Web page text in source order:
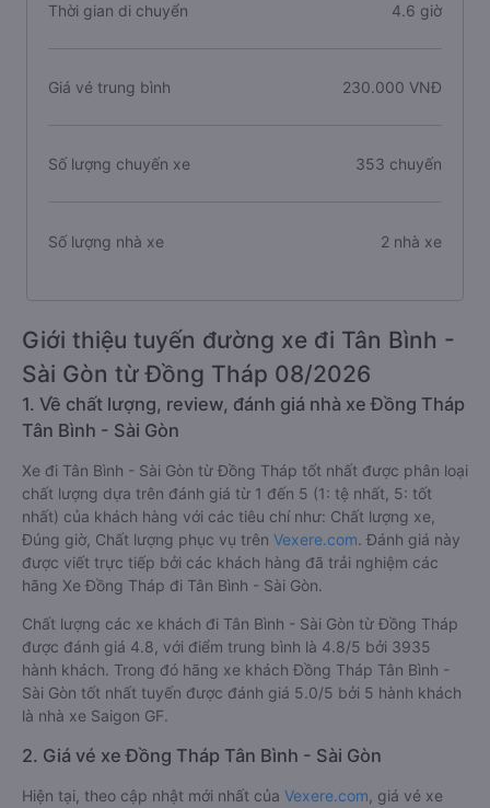
Thời gian di chuyển 4.6 giờ
Giá vé trung bình 230.000 VNĐ
Số lượng chuyến xe 353 chuyến
Số lượng nhà xe 2 nhà xe
Giới thiệu tuyến đường xe đi Tân Bình -
Sài Gòn từ Đồng Tháp 08/2026
1. Về chất lượng, review, đánh giá nhà xe Đồng Tháp
Tân Bình - Sài Gòn
Xe đi Tân Bình - Sài Gòn từ Đồng Tháp tốt nhất được phân loại
chất lượng dựa trên đánh giá từ 1 đến 5 (1: tệ nhất, 5: tốt
nhất) của khách hàng với các tiêu chí như: Chất lượng xe,
Đúng giờ, Chất lượng phục vụ trên Vexere.com. Đánh giá này
được viết trực tiếp bởi các khách hàng đã trải nghiệm các
hãng Xe Đồng Tháp đi Tân Bình - Sài Gòn.
Chất lượng các xe khách đi Tân Bình - Sài Gòn từ Đồng Tháp
được đánh giá 4.8, với điểm trung bình là 4.8/5 bởi 3935
hành khách. Trong đó hãng xe khách Đồng Tháp Tân Bình -
Sài Gòn tốt nhất tuyến được đánh giá 5.0/5 bởi 5 hành khách
là nhà xe Saigon GF.
2. Giá vé xe Đồng Tháp Tân Bình - Sài Gòn
Hiện tại, theo cập nhật mới nhất của Vexere.com , giá vé xe